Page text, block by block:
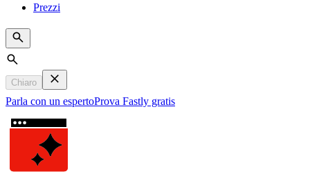
Prezzi
Search
Chiaro
Parla con un espertoProva Fastly gratis